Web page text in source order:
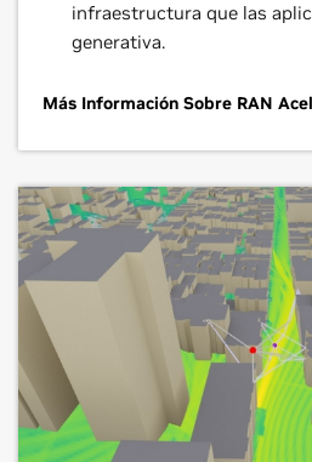
infraestructura que las
generativa.
Más Información Sobre RAN